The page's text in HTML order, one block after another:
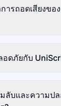
รถอดเสียงขอ
อดภัยกับ
ลับและความป